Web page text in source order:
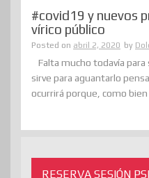
#covid19 y nuevos
vírico público
Posted on abril 2, 2020 by
Falta mucho todavía
sirve para aguantarlo
ocurrirá porque, como bien
RESERVA SESIÓN